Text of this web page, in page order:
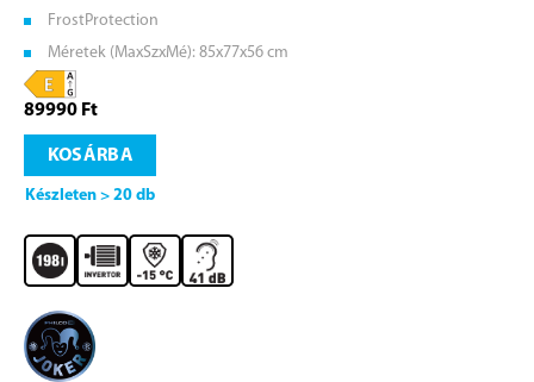
FrostProtection
Méretek (MaxSzxMé): 85x77x56 cm
89990 Ft
KOSÁRBA
Készleten > 20 db